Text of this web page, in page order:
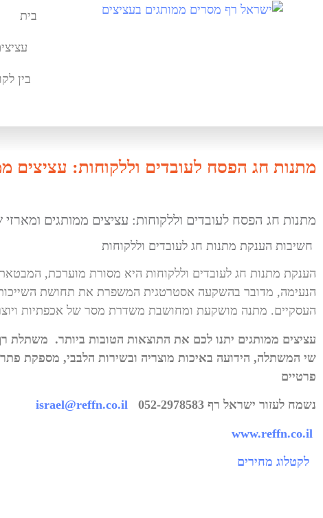
בית
בין
מתנות חג הפסח לעובדים וללקוחות: עציצים
מתנות חג הפסח לעובדים וללקוחות: עציצים ממותגים ומארזי
חשיבות הענקת מתנות חג לעובדים וללקוחות
הענקת מתנות חג לעובדים וללקוחות היא מסורת מוערכת,
הנעימה, מדובר בהשקעה אסטרטגית המשפרת את תחושת
העסקיים. מתנה מושקעת ומחושבת משדרת מסר של אכפתיות
עציצים ממותגים יתנו לכם את התוצאות הטובות ביותר. משתלת
שי המשתלה, הידועה באיכות מוצריה ובשירות הלבבי, מספקת
פרטיים
נשמח לעזור ישראל רף 052-2978583 israel@reffn.co.il
www.reffn.co.il
לקטלוג מחירים